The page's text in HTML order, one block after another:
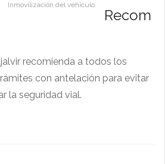
Inmovilización del vehículo
Recom
recomienda a todos los
con antelación para evitar
la seguridad vial.